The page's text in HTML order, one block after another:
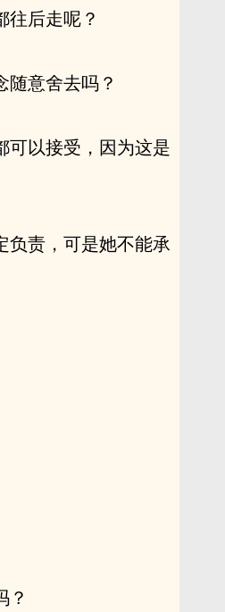
往后走呢？
随意舍去吗？
可以接受，因为这是
负责，可是她不能承
？